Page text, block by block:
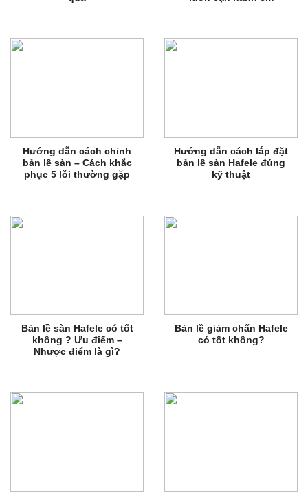
Hướng dẫn cách chỉnh
bản lề sàn – Cách khắc
phục 5 lỗi thường gặp
Hướng dẫn cách lắp đặt
bản lề sàn Hafele đúng
kỹ thuật
Bản lề sàn Hafele có tốt
không ? Ưu điểm –
Nhược điểm là gì?
Bản lề giảm chấn Hafele
có tốt không?